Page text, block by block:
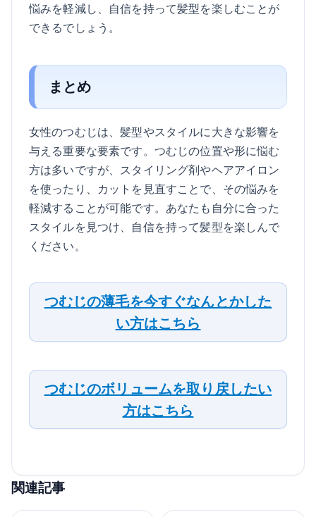
悩みを軽減し、自信を持って髪型を楽しむことが
できるでしょう。
まとめ
女性のつむじは、髪型やスタイルに大きな影響を
与える重要な要素です。つむじの位置や形に悩む
方は多いですが、スタイリング剤やヘアアイロン
を使ったり、カットを見直すことで、その悩みを
軽減することが可能です。あなたも自分に合った
スタイルを見つけ、自信を持って髪型を楽しんで
ください。
つむじの薄毛を今すぐなんとかした
い方はこちら
つむじのボリュームを取り戻したい
方はこちら
関連記事